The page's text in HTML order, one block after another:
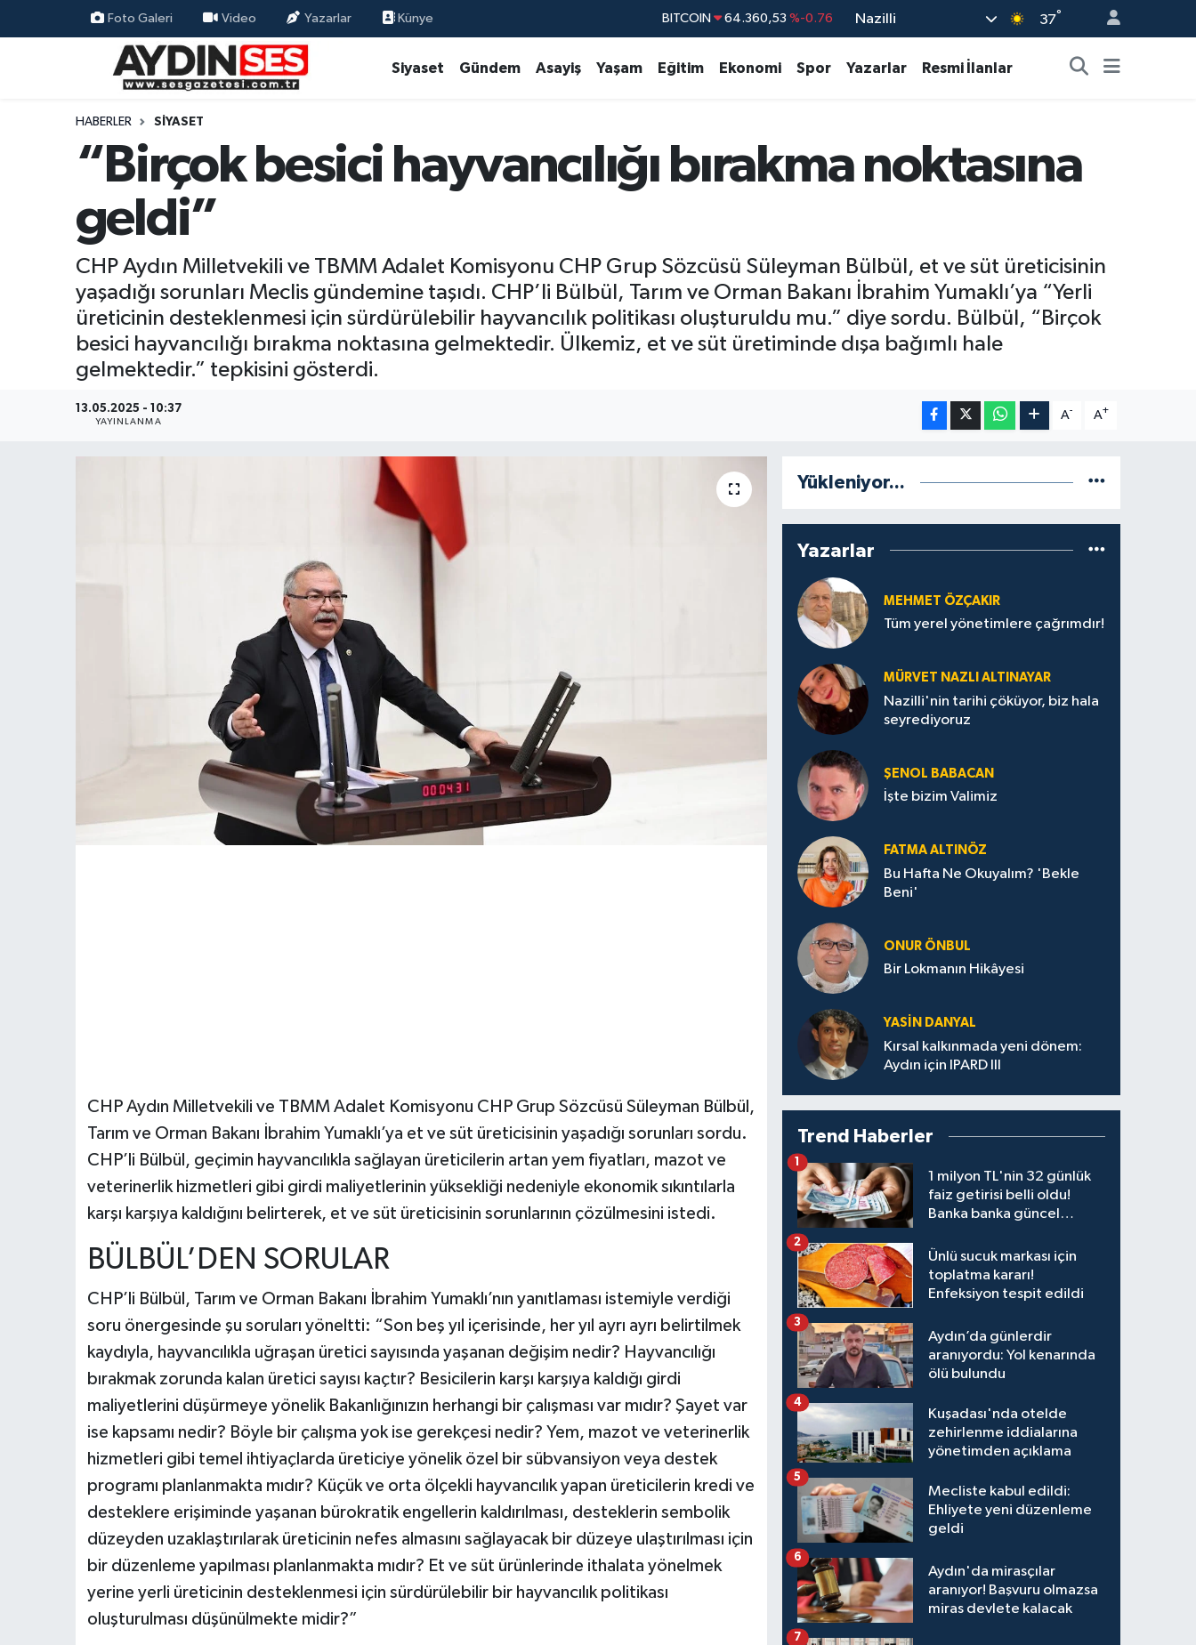
Foto Galeri Video Yazarlar Künye DOLAR 47,7069 %0.17
13.887
BITCOIN 64.360,53 %-0.76
Nazilli 37°
Siyaset Gündem Asayiş Yaşam Eğitim Ekonomi Spor Yazarlar Resmi İlanlar
HABERLER SIYASET
“Birçok besici hayvancılığı bırakma noktasına
geldi”
CHP Aydın Milletvekili ve TBMM Adalet Komisyonu CHP Grup Sözcüsü Süleyman Bülbül, et ve süt üreticisinin
yaşadığı sorunları Meclis gündemine taşıdı. CHP’li Bülbül, Tarım ve Orman Bakanı İbrahim Yumaklı’ya “Yerli
üreticinin desteklenmesi için sürdürülebilir hayvancılık politikası oluşturuldu mu.” diye sordu. Bülbül, “Birçok
besici hayvancılığı bırakma noktasına gelmektedir. Ülkemiz, et ve süt üretiminde dışa bağımlı hale
gelmektedir.” tepkisini gösterdi.
13.05.2025 - 10:37
YAYINLANMA
A- A+
CHP Aydın Milletvekili ve TBMM Adalet Komisyonu CHP Grup Sözcüsü Süleyman Bülbül,
Tarım ve Orman Bakanı İbrahim Yumaklı’ya et ve süt üreticisinin yaşadığı sorunları sordu.
CHP’li Bülbül, geçimin hayvancılıkla sağlayan üreticilerin artan yem fiyatları, mazot ve
veterinerlik hizmetleri gibi girdi maliyetlerinin yüksekliği nedeniyle ekonomik sıkıntılarla
karşı karşıya kaldığını belirterek, et ve süt üreticisinin sorunlarının çözülmesini istedi.
BÜLBÜL’DEN SORULAR
CHP’li Bülbül, Tarım ve Orman Bakanı İbrahim Yumaklı’nın yanıtlaması istemiyle verdiği
soru önergesinde şu soruları yöneltti: “Son beş yıl içerisinde, her yıl ayrı ayrı belirtilmek
kaydıyla, hayvancılıkla uğraşan üretici sayısında yaşanan değişim nedir? Hayvancılığı
bırakmak zorunda kalan üretici sayısı kaçtır? Besicilerin karşı karşıya kaldığı girdi
maliyetlerini düşürmeye yönelik Bakanlığınızın herhangi bir çalışması var mıdır? Şayet var
ise kapsamı nedir? Böyle bir çalışma yok ise gerekçesi nedir? Yem, mazot ve veterinerlik
hizmetleri gibi temel ihtiyaçlarda üreticiye yönelik özel bir sübvansiyon veya destek
programı planlanmakta mıdır? Küçük ve orta ölçekli hayvancılık yapan üreticilerin kredi ve
desteklere erişiminde yaşanan bürokratik engellerin kaldırılması, desteklerin sembolik
düzeyden uzaklaştırılarak üreticinin nefes almasını sağlayacak bir düzeye ulaştırılması için
bir düzenleme yapılması planlanmakta mıdır? Et ve süt ürünlerinde ithalata yönelmek
yerine yerli üreticinin desteklenmesi için sürdürülebilir bir hayvancılık politikası
oluşturulması düşünülmekte midir?”
Yükleniyor...
Yazarlar
MEHMET ÖZÇAKIR
Tüm yerel yönetimlere çağrımdır!
MÜRVET NAZLI ALTINAYAR
Nazilli'nin tarihi çöküyor, biz hala
seyrediyoruz
ŞENOL BABACAN
İşte bizim Valimiz
FATMA ALTINÖZ
Bu Hafta Ne Okuyalım? 'Bekle
Beni'
ONUR ÖNBUL
Bir Lokmanın Hikâyesi
YASIN DANYAL
Kırsal kalkınmada yeni dönem:
Aydın için IPARD III
Trend Haberler
1 milyon TL'nin 32 günlük
faiz getirisi belli oldu!
Banka banka güncel
1
Ünlü sucuk markası için
toplatma kararı!
Enfeksiyon tespit edildi
2
Aydın’da günlerdir
aranıyordu: Yol kenarında
ölü bulundu
3
Kuşadası'nda otelde
zehirlenme iddialarına
yönetimden açıklama
4
Mecliste kabul edildi:
Ehliyete yeni düzenleme
geldi
5
Aydın'da mirasçılar
aranıyor! Başvuru olmazsa
miras devlete kalacak
6
7
Siyaset
Yaşam
Eğitim
Kültür Sanat
Spor
Aydın Nöbetçi Eczaneler
Aydın Hava Durumu
Aydin Namaz Vakitleri
Aydın Trafik Yoğunluk Haritası
Süper Lig Puan Durumu ve Fikstür
Tüm Manşetler
Son Dakika Haberleri
Haber Arşivi